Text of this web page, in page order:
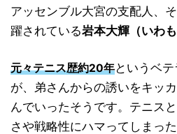
アッセンブル大宮の支配人、
躍されている岩本大輝（いわも
元々テニス歴約20年というベ
が、弟さんからの誘いをキッ
んでいったそうです。テニス
さや戦略性にハマってしまった